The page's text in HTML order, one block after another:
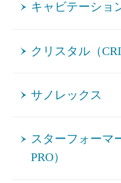
キャビテーショ
クリスタル（
サノレックス
スターフォーマ
PRO）